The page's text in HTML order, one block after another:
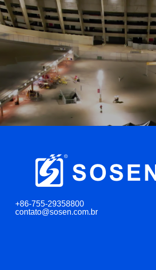
+86-755-29358800
contato@sosen.com.br